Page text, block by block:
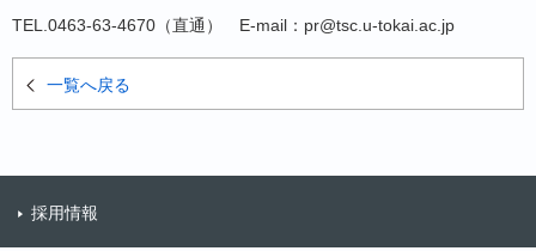
TEL.0463-63-4670（直通） E-mail：pr@tsc.u-tokai.ac.jp
一覧へ戻る
採用情報